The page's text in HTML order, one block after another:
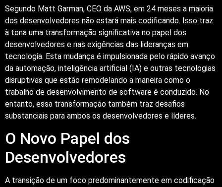
Segundo Matt Garman, CEO da AWS, em 24 meses a maioria
dos desenvolvedores não estará mais codificando. Isso traz
à tona uma transformação significativa no papel dos
desenvolvedores e nas exigências das lideranças em
tecnologia. Esta mudança é impulsionada pelo rápido avanço
da automação, inteligência artificial (IA) e outras tecnologias
disruptivas que estão remodelando a maneira como o
trabalho de desenvolvimento de software é conduzido. No
entanto, essa transformação também traz desafios
substanciais para ambos os desenvolvedores e líderes.
O Novo Papel dos
Desenvolvedores
A transição de um foco predominantemente em codificação